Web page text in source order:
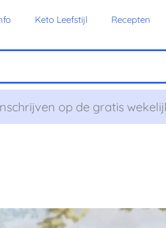
Keto Leefstijl Recepten
op de gratis